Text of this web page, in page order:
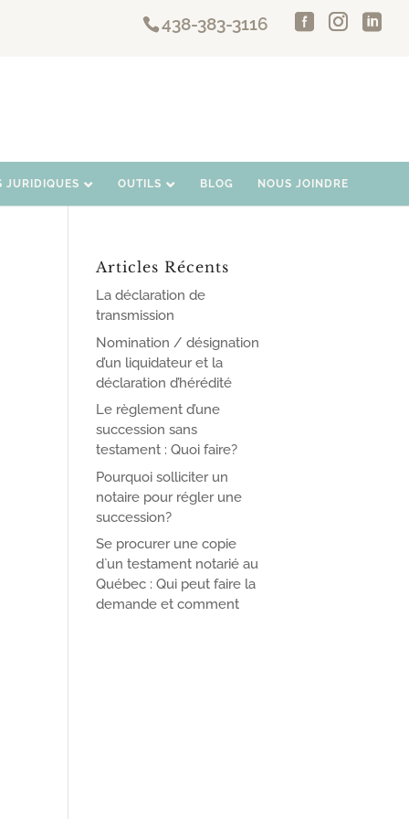
438-383-3116
JURIDIQUES OUTILS BLOG NOUS JOINDRE
Articles Récents
La déclaration de
transmission
Nomination / désignation
d’un liquidateur et la
déclaration d’hérédité
Le règlement d’une
succession sans
testament : Quoi faire?
Pourquoi solliciter un
notaire pour régler une
succession?
Se procurer une copie
d`un testament notarié au
Québec : Qui peut faire la
demande et comment